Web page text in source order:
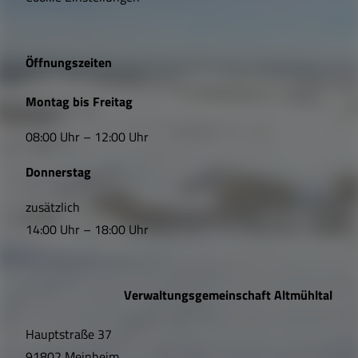
e
L
n
k
s
f
Öffnungszeiten
Montag bis Freitag
08:00 Uhr – 12:00 Uhr
Donnerstag
zusätzlich
14:00 Uhr – 18:00 Uhr
Verwaltungsgemeinschaft Altmühltal
Hauptstraße 37